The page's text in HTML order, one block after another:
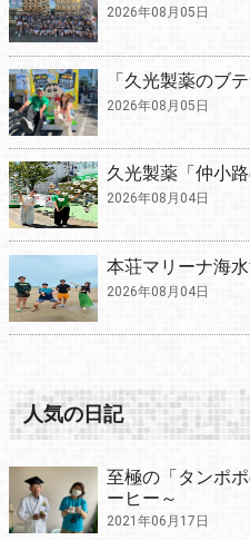
2026年08月05日
「久光製薬のブ
2026年08月05日
久光製薬「仲小
2026年08月04日
本荘マリーナ海
2026年08月04日
人気の日記
至極の「タンポ
ーヒー～
2021年06月17日